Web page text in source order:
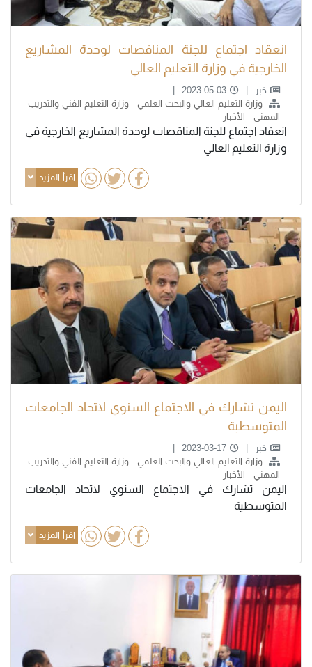
انعقاد اجتماع للجنة المناقصات لوحدة المشاريع
الخارجية في وزارة التعليم العالي
خبر
2023-05-03
وزارة التعليم العالي والبحث العلمي
وزارة التعليم الفني والتدريب
المهني
الأخبار
انعقاد اجتماع للجنة المناقصات لوحدة المشاريع الخارجية في
وزارة التعليم العالي
اقرأ المزيد
اليمن تشارك في الاجتماع السنوي لاتحاد الجامعات
المتوسطية
خبر
2023-03-17
وزارة التعليم العالي والبحث العلمي
وزارة التعليم الفني والتدريب
المهني
الأخبار
اليمن تشارك في الاجتماع السنوي لاتحاد الجامعات
المتوسطية
اقرأ المزيد